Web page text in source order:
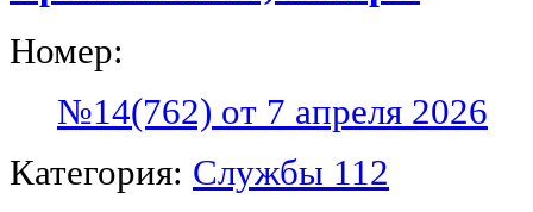
Номер:
№14(762) от 7 апреля 2026
Категория: Службы 112